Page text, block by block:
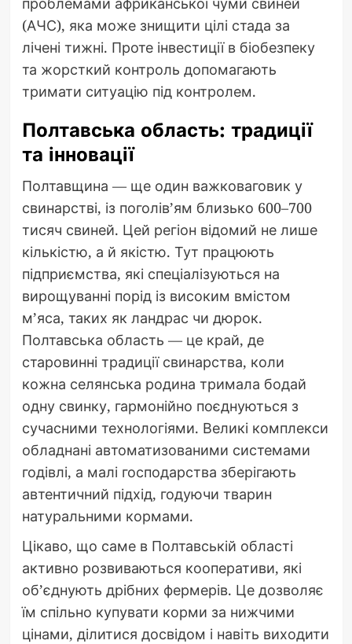
(АЧС), яка може знищити цілі стада за
лічені тижні. Проте інвестиції в біобезпеку
та жорсткий контроль допомагають
тримати ситуацію під контролем.
Полтавська область: традиції
та інновації
Полтавщина — ще один важковаговик у
свинарстві, із поголів’ям близько 600–700
тисяч свиней. Цей регіон відомий не лише
кількістю, а й якістю. Тут працюють
підприємства, які спеціалізуються на
вирощуванні порід із високим вмістом
м’яса, таких як ландрас чи дюрок.
Полтавська область — це край, де
старовинні традиції свинарства, коли
кожна селянська родина тримала бодай
одну свинку, гармонійно поєднуються з
сучасними технологіями. Великі комплекси
обладнані автоматизованими системами
годівлі, а малі господарства зберігають
автентичний підхід, годуючи тварин
натуральними кормами.
Цікаво, що саме в Полтавській області
активно розвиваються кооперативи, які
об’єднують дрібних фермерів. Це дозволяє
їм спільно купувати корми за нижчими
цінами, ділитися досвідом і навіть виходити